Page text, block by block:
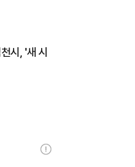
시, '새 시